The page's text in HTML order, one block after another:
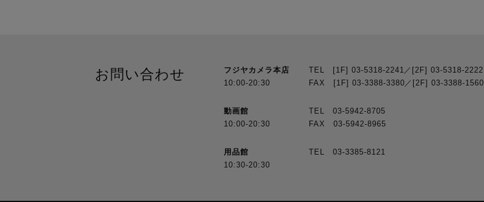
お問い合わせ
フジヤカメラ本店
10:00-20:30
TEL [1F] 03-5318-2241／[2F] 03-5318-2222
FAX [1F] 03-3388-3380／[2F] 03-3388-1560
動画館
10:00-20:30
TEL 03-5942-8705
FAX 03-5942-8965
用品館
10:30-20:30
TEL 03-3385-8121